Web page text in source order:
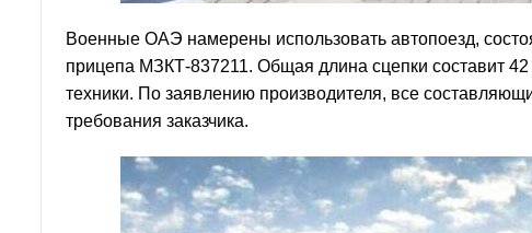
Военные ОАЭ намерены использовать автопоезд,
прицепа МЗКТ-837211. Общая длина сцепки составит
техники. По заявлению производителя, все
требования заказчика.